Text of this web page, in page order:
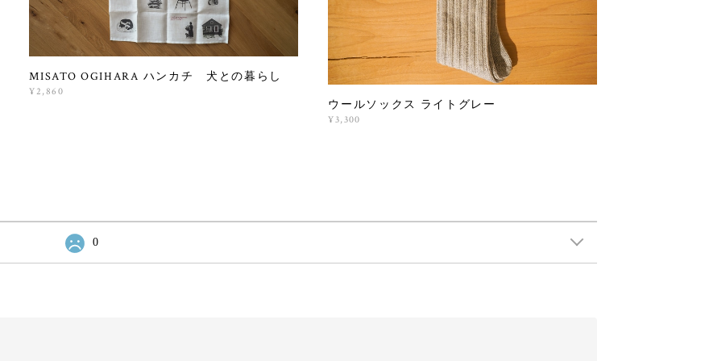
MISATO OGIHARA ハンカチ 犬との暮らし
¥2,860
ウールソックス ライトグレー
¥3,300
0